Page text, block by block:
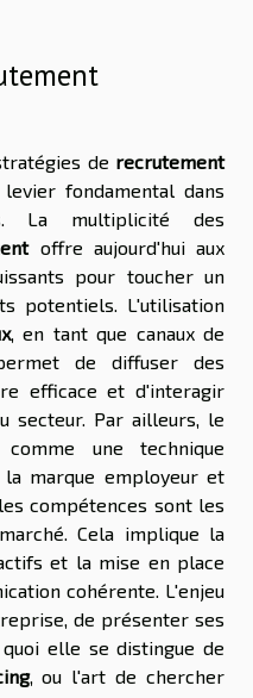
de recrutement
fondamental dans
La multiplicité des
offre aujourd'hui aux
pour toucher un
potentiels. L'utilisation
, en tant que canaux de
de diffuser des
efficace et d'interagir
secteur. Par ailleurs, le
une technique
marque employeur et
compétences sont les
Cela implique la
et la mise en place
cohérente. L'enjeu
de présenter ses
elle se distingue de
, ou l'art de chercher